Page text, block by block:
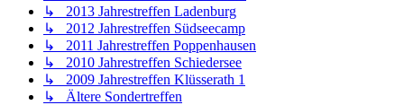
↳ 2013 Jahrestreffen Ladenburg
↳ 2012 Jahrestreffen Südseecamp
↳ 2011 Jahrestreffen Poppenhausen
↳ 2010 Jahrestreffen Schiedersee
↳ 2009 Jahrestreffen Klüsserath 1
↳ Ältere Sondertreffen